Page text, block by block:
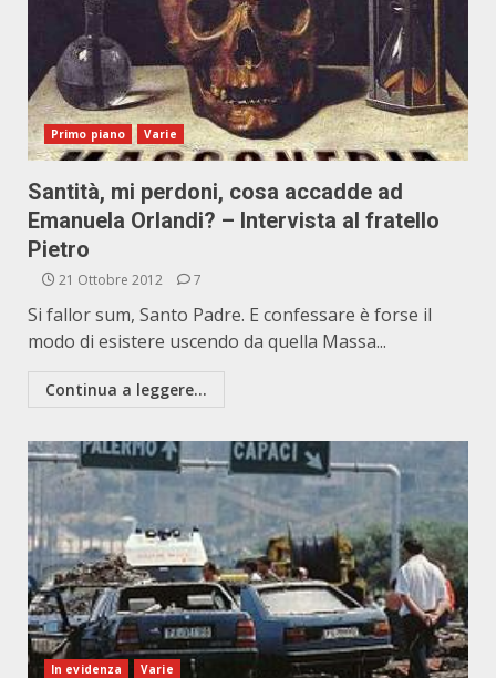
Primo piano Varie
Santità, mi perdoni, cosa accadde ad
Emanuela Orlandi? – Intervista al fratello
Pietro
21 Ottobre 2012 7
Si fallor sum, Santo Padre. E confessare è forse il
modo di esistere uscendo da quella Massa...
Continua a leggere...
In evidenza Varie